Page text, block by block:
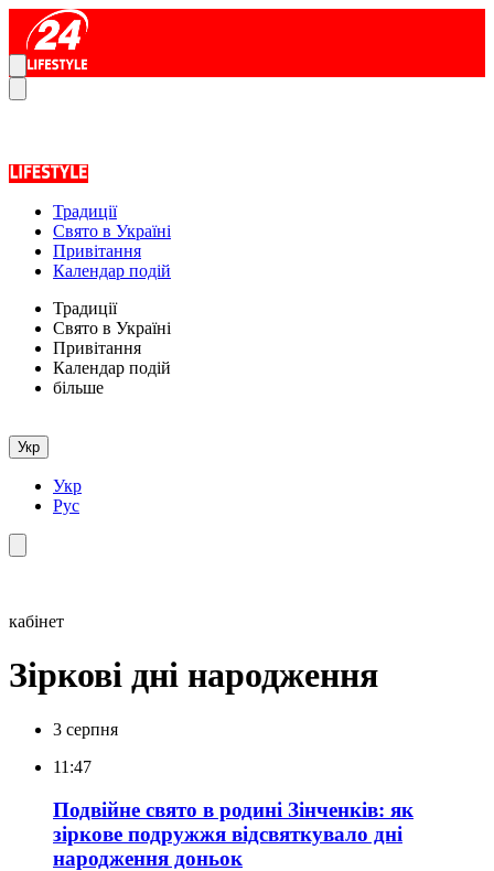
Традиції
Свято в Україні
Привітання
Календар подій
Традиції
Свято в Україні
Привітання
Календар подій
більше
Укр
Укр
Рус
кабінет
Зіркові дні народження
3 серпня
11:47
Подвійне свято в родині Зінченків: як
зіркове подружжя відсвяткувало дні
народження доньок